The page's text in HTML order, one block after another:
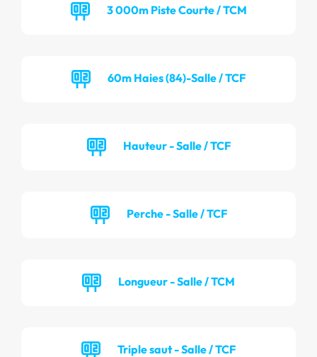
3 000m Piste Courte / TCM
60m Haies (84)-Salle / TCF
Hauteur - Salle / TCF
Perche - Salle / TCF
Longueur - Salle / TCM
Triple saut - Salle / TCF